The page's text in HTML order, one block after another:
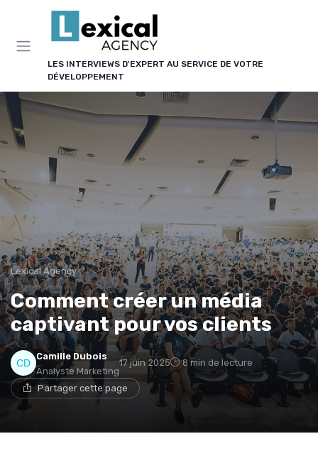
LES INTERVIEWS D'EXPERT AU SERVICE DE VOTRE
DÉVELOPPEMENT
Lexical Agency
Comment créer un média
captivant pour vos clients
Camille Dubois
Analyste Marketing
17 juin 2025 8 min de lecture
Partager cette page
Panneau de gestion des cookies